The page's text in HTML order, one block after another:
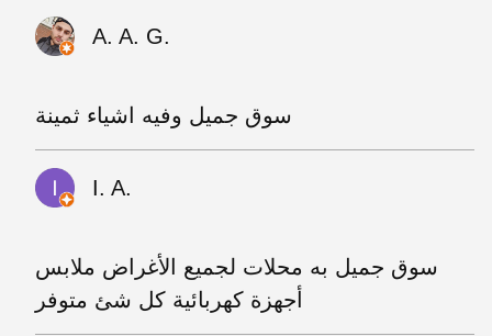
A. A. G.
سوق جميل وفيه اشياء ثمينة
I. A.
سوق جميل به محلات لجميع الأغراض ملابس
أجهزة كهربائية كل شئ متوفر